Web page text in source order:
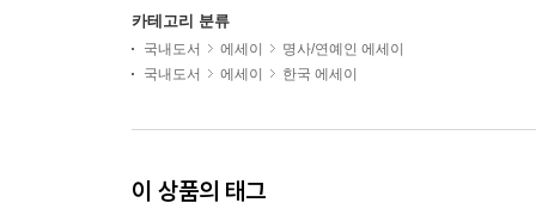
카테고리 분류
국내도서 에세이
명사/연예인 에세이
국내도서
에세이 한국 에세이
이 상품의 태그